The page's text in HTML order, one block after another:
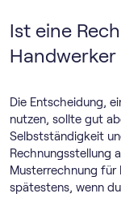
Ist eine
Handwerker
Die Entscheidung,
nutzen, sollte gut
Selbstständigkeit
Rechnungsstellung
Musterrechnung für
spätestens, wenn